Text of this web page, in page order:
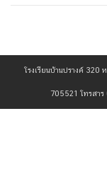
โรงเรียนบ้านปรางค์
705521 โทรสา